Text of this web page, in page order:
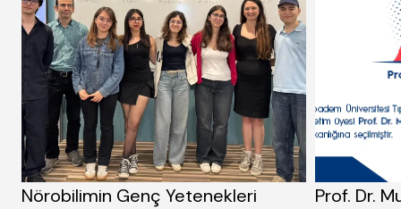
Nörobilimin Genç Yetenekleri
Prof. Dr.